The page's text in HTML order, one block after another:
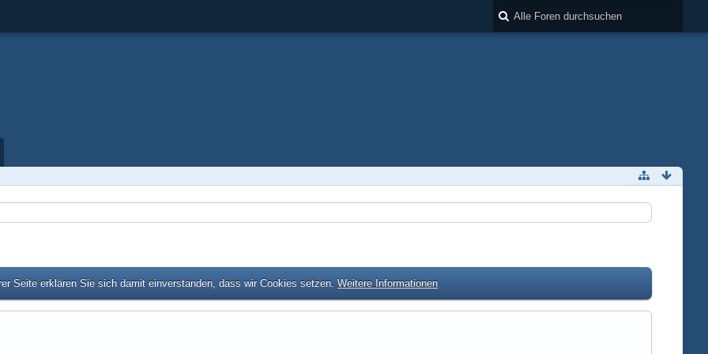
Seite erklären Sie sich damit einverstanden, dass wir Cookies setzen. Weitere Informationen